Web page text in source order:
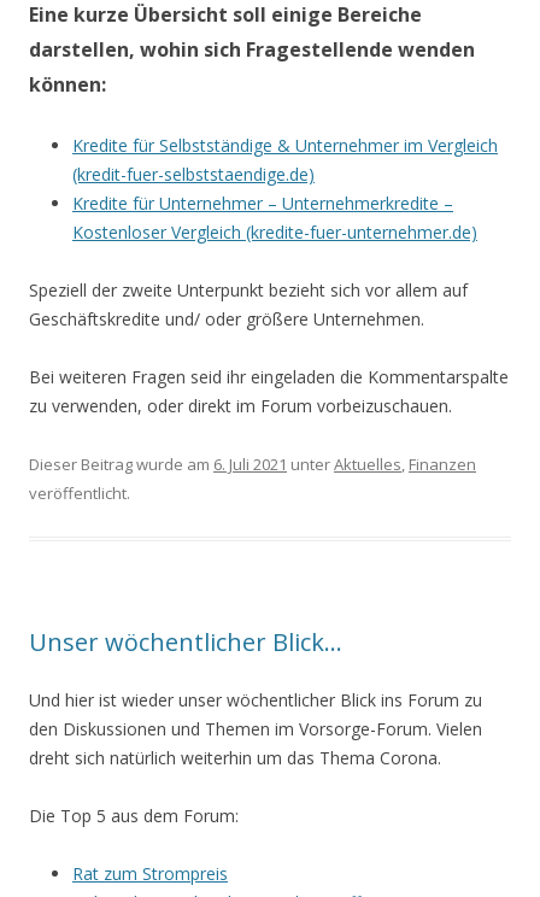
Eine kurze Übersicht soll einige Bereiche
darstellen, wohin sich Fragestellende wenden
können:
Kredite für Selbstständige & Unternehmer im Vergleich
(kredit-fuer-selbststaendige.de)
Kredite für Unternehmer – Unternehmerkredite –
Kostenloser Vergleich (kredite-fuer-unternehmer.de)
Speziell der zweite Unterpunkt bezieht sich vor allem auf
Geschäftskredite und/ oder größere Unternehmen.
Bei weiteren Fragen seid ihr eingeladen die Kommentarspalte
zu verwenden, oder direkt im Forum vorbeizuschauen.
Dieser Beitrag wurde am 6. Juli 2021 unterAktuelles, Finanzen
veröffentlicht.
Unser wöchentlicher Blick…
Und hier ist wieder unser wöchentlicher Blick ins Forum zu
den Diskussionen und Themen im Vorsorge-Forum. Vielen
dreht sich natürlich weiterhin um das Thema Corona.
Die Top 5 aus dem Forum:
Rat zum Strompreis